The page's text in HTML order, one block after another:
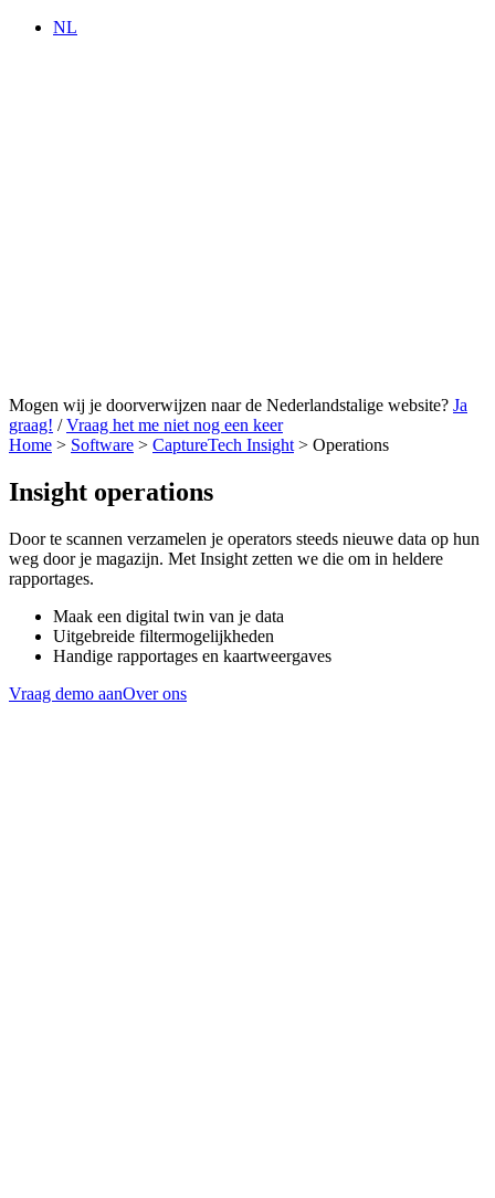
NL
Mogen wij je doorverwijzen naar de Nederlandstalige website? Ja
graag! /Vraag het me niet nog een keer
Home > Software > CaptureTech Insight > Operations
Insight operations
Door te scannen verzamelen je operators steeds nieuwe data op hun
weg door je magazijn. Met Insight zetten we die om in heldere
rapportages.
Maak een digital twin van je data
Uitgebreide filtermogelijkheden
Handige rapportages en kaartweergaves
Vraag demo aanOver ons